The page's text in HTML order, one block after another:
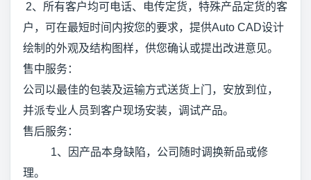
2、所有客户均可电话、电传定货，特殊产品定货的客
户，可在最短时间内按您的要求，提供Auto CAD设计
绘制的外观及结构图样，供您确认或提出改进意见。
售中服务：
公司以最佳的包装及运输方式送货上门，安放到位，
并派专业人员到客户现场安装，调试产品。
售后服务：
1、因产品本身缺陷，公司随时调换新品或修
理。